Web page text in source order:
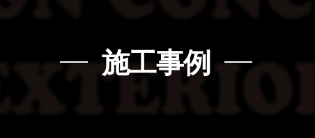
施工事例